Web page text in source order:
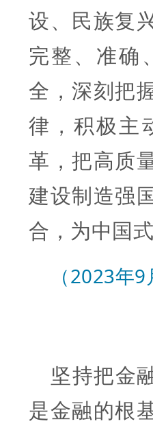
设、民族复
完整、准确
全，深刻把
律，积极主
革，把高质
建设制造强
合，为中国
（2023年
坚持把金
是金融的根